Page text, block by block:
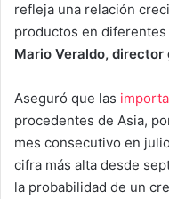
refleja una relación
productos en
Mario Veraldo, director
Aseguró que las
procedentes de Asia,
mes consecutivo en
cifra más alta desde
la probabilidad de un